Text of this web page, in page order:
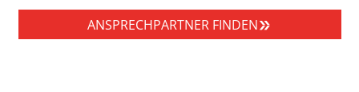
ANSPRECHPARTNER FINDEN